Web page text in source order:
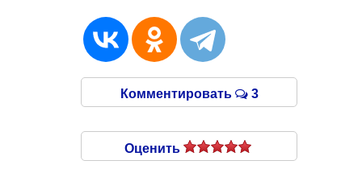
Комментировать 3
Оценить